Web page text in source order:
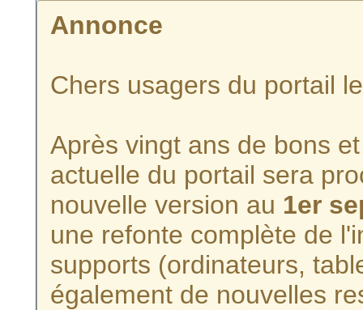
Annonce
Chers usagers du portail
Après vingt ans de bons
actuelle du portail sera
nouvelle version au 1er
une refonte complète de
supports (ordinateurs,
également de nouvelles